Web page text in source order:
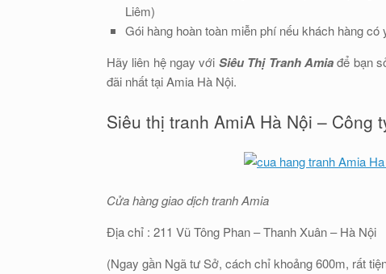
Liêm)
Gói hàng hoàn toàn miễn phí nếu khách hàng có
Hãy liên hệ ngay với Siêu Thị Tranh Amiađể bạn
đãi nhất tại Amia Hà Nội.
Siêu thị tranh AmiA Hà Nội – Công
Cửa hàng giao dịch tranh Amia
Địa chỉ : 211 Vũ Tông Phan – Thanh Xuân – Hà Nội
(Ngay gần Ngã tư Sở, cách chỉ khoảng 600m, rất